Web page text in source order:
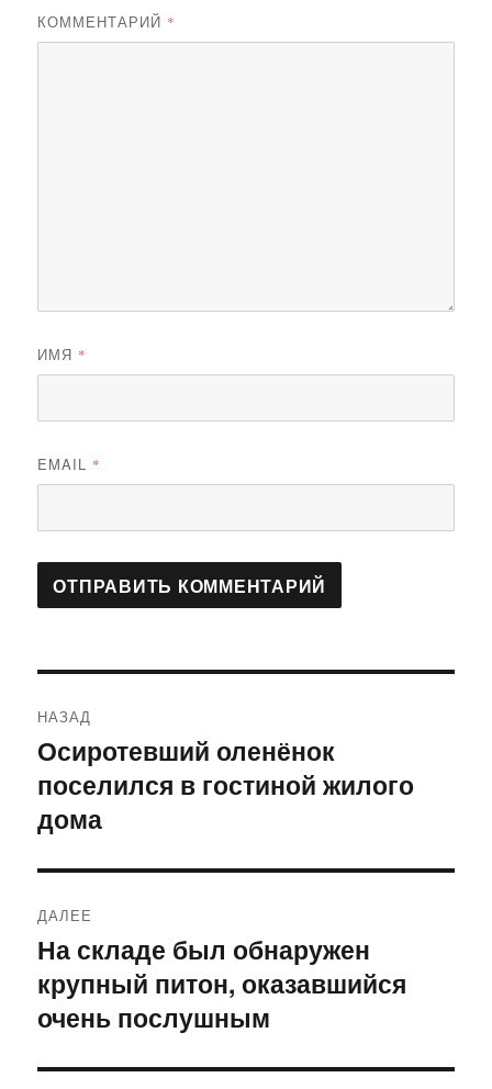
КОММЕНТАРИЙ *
ИМЯ *
EMAIL *
по
записям
НАЗАД
Предыдущая
запись:
Осиротевший оленёнок
поселился в гостиной жилого
дома
ДАЛЕЕ
Следующая
запись:
На складе был обнаружен
крупный питон, оказавшийся
очень послушным